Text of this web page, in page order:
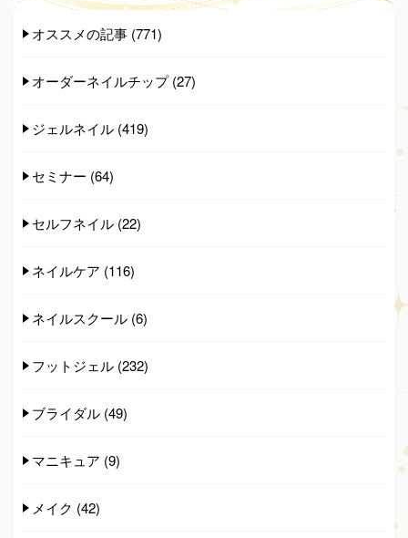
オススメの記事 (771)
オーダーネイルチップ(27)
ジェルネイル (419)
セミナー (64)
セルフネイル (22)
ネイルケア (116)
ネイルスクール (6)
フットジェル (232)
ブライダル (49)
マニキュア (9)
メイク (42)